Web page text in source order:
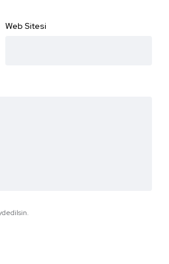
Web Sitesi